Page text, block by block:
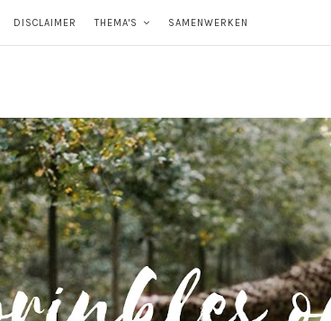
DISCLAIMER THEMA'S SAMENWERKEN